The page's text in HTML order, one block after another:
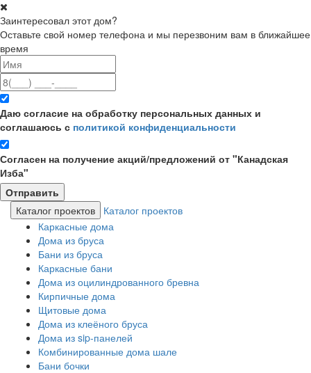
Заинтересовал этот дом?
Оставьте свой номер телефона и мы перезвоним вам в ближайшее
время
Даю согласие на обработку персональных данных и
соглашаюсь с политикой конфиденциальности
Согласен на получение акций/предложений от "Канадская
Изба"
Каталог проектов
Каталог проектов
Каркасные дома
Дома из бруса
Бани из бруса
Каркасные бани
Дома из оцилиндрованного бревна
Кирпичные дома
Щитовые дома
Дома из клеёного бруса
Дома из sip-панелей
Комбинированные дома шале
Бани бочки